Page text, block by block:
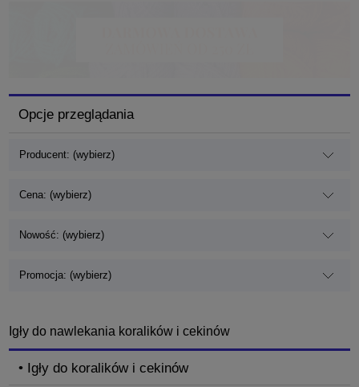
Opcje przeglądania
Producent: (wybierz)
Cena: (wybierz)
Nowość: (wybierz)
Promocja: (wybierz)
Igły do nawlekania koralików i cekinów
• Igły do koralików i cekinów